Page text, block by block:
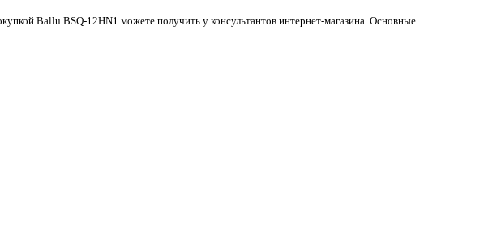
Ballu BSQ-12HN1 можете получить у консультантов интернет-магазина. Основные